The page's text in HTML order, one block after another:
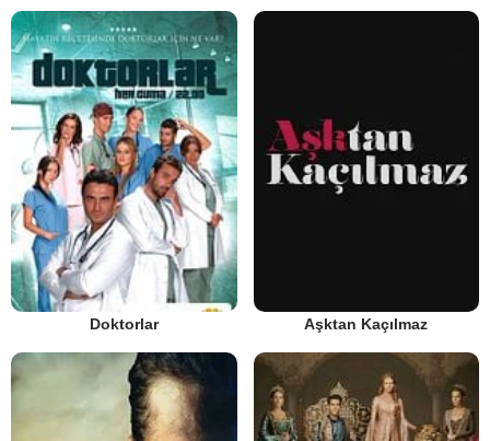
Doktorlar Aşktan Kaçılmaz